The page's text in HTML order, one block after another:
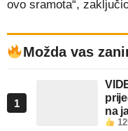
ovo sramota“,
Možda vas
1
na